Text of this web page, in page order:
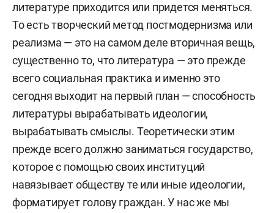
литературе приходится или придется меняться.
То есть творческий метод постмодернизма или
реализма — это на самом деле вторичная вещь,
существенно то, что литература — это прежде
всего социальная практика и именно это
сегодня выходит на первый план — способность
литературы вырабатывать идеологии,
вырабатывать смыслы. Теоретически этим
прежде всего должно заниматься государство,
которое с помощью своих институций
навязывает обществу те или иные идеологии,
форматирует голову граждан. У нас же мы